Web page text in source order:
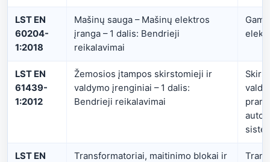
LST EN
60204-
1:2018
Mašinų sauga – Mašinų elektros
įranga – 1 dalis: Bendrieji
reikalavimai
LST EN
61439-
1:2012
Žemosios įtampos skirstomieji ir
valdymo įrenginiai – 1 dalis:
Bendrieji reikalavimai
LST EN
Transformatoriai, maitinimo blokai ir